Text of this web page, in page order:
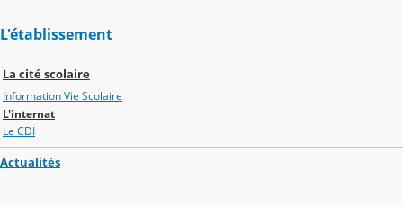
L'établissement
La cité scolaire
Information Vie Scolaire
L'internat
Le CDI
Actualités